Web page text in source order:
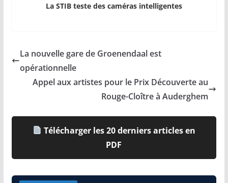
La STIB teste des caméras intelligentes
La nouvelle gare de Groenendaal est
opérationnelle
Appel aux artistes pour le Prix Découverte au
Rouge-Cloître à Auderghem
Télécharger les 20 derniers articles en
PDF